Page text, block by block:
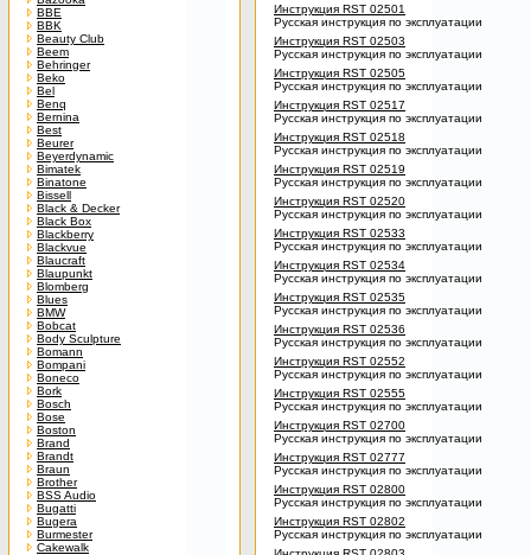
BBE
BBK
Beauty Club
Beem
Behringer
Beko
Bel
Benq
Bernina
Best
Beurer
Beyerdynamic
Bimatek
Binatone
Bissell
Black & Decker
Black Box
Blackberry
Blackvue
Blaucraft
Blaupunkt
Blomberg
Blues
BMW
Bobcat
Body Sculpture
Bomann
Bompani
Boneco
Bork
Bosch
Bose
Boston
Brand
Brandt
Braun
Brother
BSS Audio
Bugatti
Bugera
Burmester
Cakewalk
Инструкция RST 02501
Русская инструкция по эксплуатации
Инструкция RST 02503
Русская инструкция по эксплуатации
Инструкция RST 02505
Русская инструкция по эксплуатации
Инструкция RST 02517
Русская инструкция по эксплуатации
Инструкция RST 02518
Русская инструкция по эксплуатации
Инструкция RST 02519
Русская инструкция по эксплуатации
Инструкция RST 02520
Русская инструкция по эксплуатации
Инструкция RST 02533
Русская инструкция по эксплуатации
Инструкция RST 02534
Русская инструкция по эксплуатации
Инструкция RST 02535
Русская инструкция по эксплуатации
Инструкция RST 02536
Русская инструкция по эксплуатации
Инструкция RST 02552
Русская инструкция по эксплуатации
Инструкция RST 02555
Русская инструкция по эксплуатации
Инструкция RST 02700
Русская инструкция по эксплуатации
Инструкция RST 02777
Русская инструкция по эксплуатации
Инструкция RST 02800
Русская инструкция по эксплуатации
Инструкция RST 02802
Русская инструкция по эксплуатации